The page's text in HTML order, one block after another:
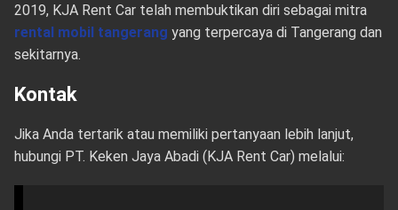
2019, KJA Rent Car telah membuktikan diri sebagai mitra
rental mobil tangerang yang terpercaya di Tangerang dan
sekitarnya.
Kontak
Jika Anda tertarik atau memiliki pertanyaan lebih lanjut,
hubungi PT. Keken Jaya Abadi (KJA Rent Car) melalui: